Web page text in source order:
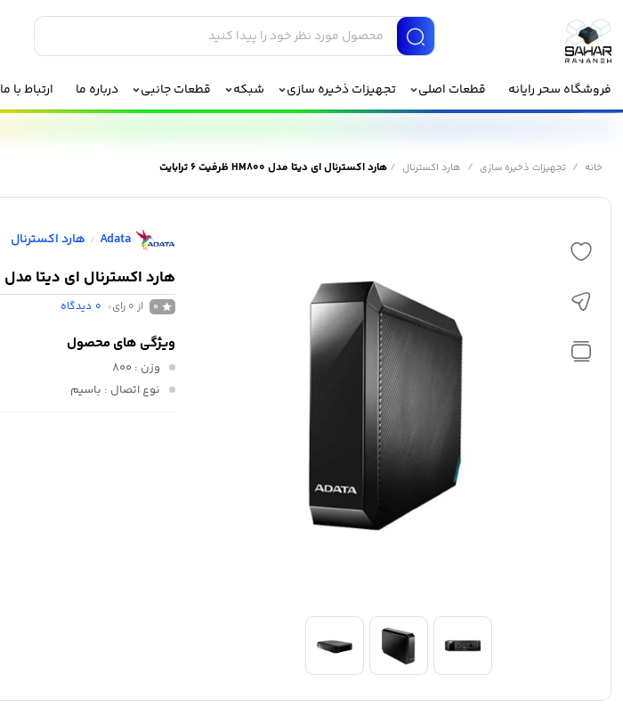
فروشگاه سحر رایانه قطعات اصلی تجهیزات ذخیره سازی شبکه قطعات جانبی درباره ما ارتباط با ما
خانه / تجهیزات ذخیره سازی / هارد اکسترنال /هارد اکسترنال ای دیتا مدل HM800 ظرفیت 6 ترابایت
Adata
/ هارد اکسترنال
هارد اکسترنال ای دیتا مدل HM800 ظرفیت 6 ترابایت
0 از 0 رای 0 دیدگاه
ویژگی های محصول
وزن : 800
نوع اتصال : باسیم